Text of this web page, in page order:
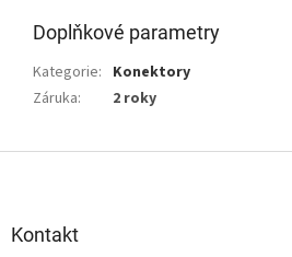
Doplňkové parametry
Kategorie: Konektory
Záruka: 2 roky
Kontakt